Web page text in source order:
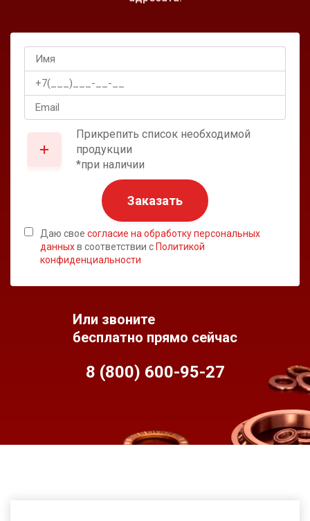
Прикрепить список необходимой
продукции
*при наличии
Заказать
Даю свое согласие на обработку персональных
данныхв соответствии с Политикой
конфиденциальности
Или звоните
бесплатно прямо сейчас
8 (800) 600-95-27